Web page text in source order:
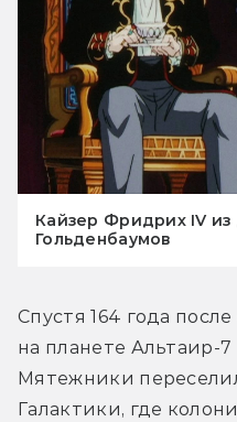
Кайзер Фридрих IV из
Гольденбаумов
Спустя 164 года
на планете Альтаир-
Мятежники
Галактики, где